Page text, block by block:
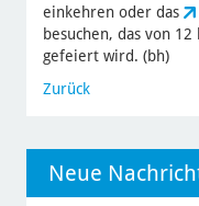
einkehren oder das
besuchen, das von
gefeiert wird. (bh)
Zurück
Neue